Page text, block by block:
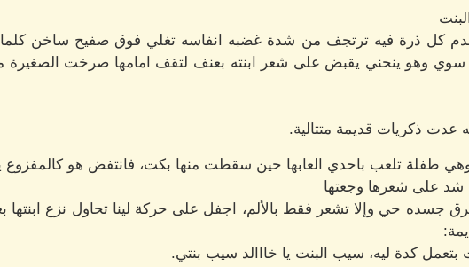
كل ذرة فيه ترتجف من شدة غضبه انفاسه تغلي فوق صفيح ساخن
سوي وهو ينحني يقبض على شعر ابنته بعنف لتقف امامها صرخت الصغيرة
عدت ذكريات قديمة متتالية.
طفلة تلعب باحدي العابها حين سقطت منها بكت، فانتفض هو كالمفزوع
شد على شعرها وجعتها
جسده حي وإلا تشعر فقط بالألم، اجفل على حركة لينا تحاول نزع
بتعمل كدة ليه، سيب البنت يا خااالد سيب بنتي.